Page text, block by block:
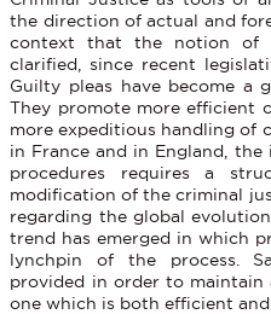
the direction of actual and
context that the notion of
clarified, since recent
Guilty pleas have become a
They promote more efficient
more expeditious handling of
in France and in England,
procedures requires a
modification of the criminal
regarding the global
trend has emerged in which
lynchpin of the process.
provided in order to maintain
one which is both efficient